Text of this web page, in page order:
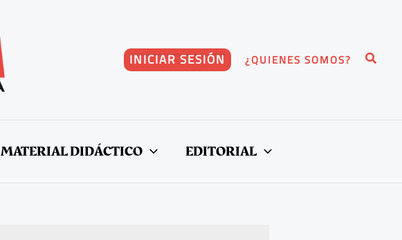
INICIAR SESIÓN ¿QUIENES SOMOS? Buscar
MATERIAL DIDÁCTICO EDITORIAL